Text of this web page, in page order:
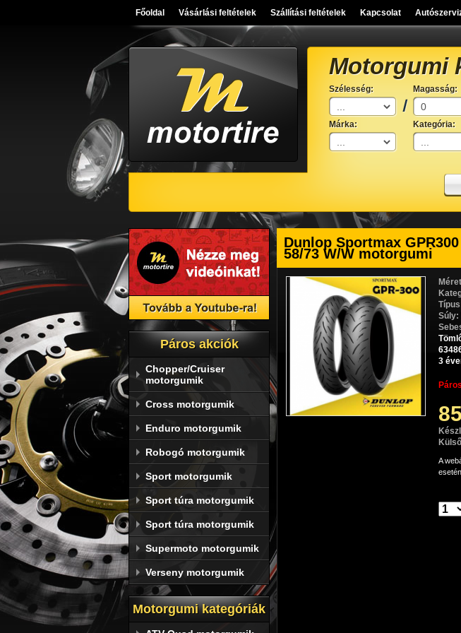
Főoldal Vásárlási feltételek Szállítási feltételek Kapcsolat
Motorgumi
Szélesség: Magasság:
Márka: Kategória:
Dunlop Sportmax
58/73 W/W motorgumi
Súly:
3
A
Páros akciók
Chopper/Cruiser
motorgumik
Cross motorgumik
Enduro motorgumik
Robogó motorgumik
Sport motorgumik
Sport túra motorgumik
Sport túra motorgumik
Supermoto motorgumik
Verseny motorgumik
Motorgumi kategóriák